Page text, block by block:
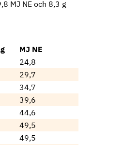
MJ NE och 8,3 g
MJ NE
24,8
29,7
34,7
39,6
44,6
49,5
49,5